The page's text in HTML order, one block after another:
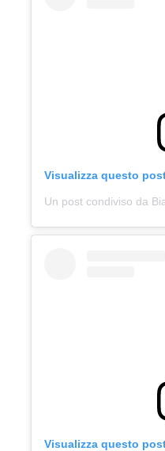
Visualizza questo
Visualizza questo